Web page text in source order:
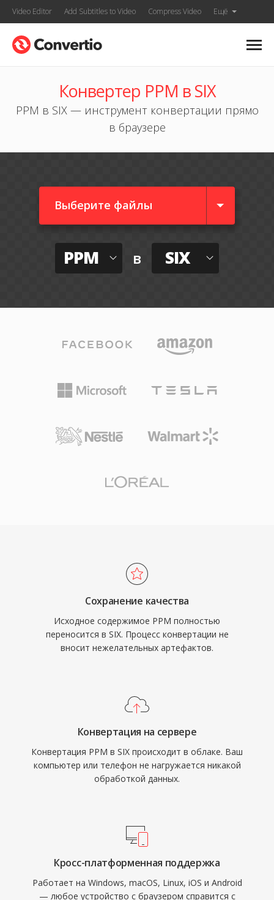
Video Editor Add Subtitles to Video Compress Video Ещё
Конвертер PPM в SIX
PPM в SIX — инструмент конвертации прямо
в браузере
Выберите файлы
PPM в SIX
Сохранение качества
Исходное содержимое PPM полностью
переносится в SIX. Процесс конвертации не
вносит нежелательных артефактов.
Конвертация на сервере
Конвертация PPM в SIX происходит в облаке. Ваш
компьютер или телефон не нагружается никакой
обработкой данных.
Кросс-платформенная поддержка
Работает на Windows, macOS, Linux, iOS и Android
— любое устройство с браузером справится с